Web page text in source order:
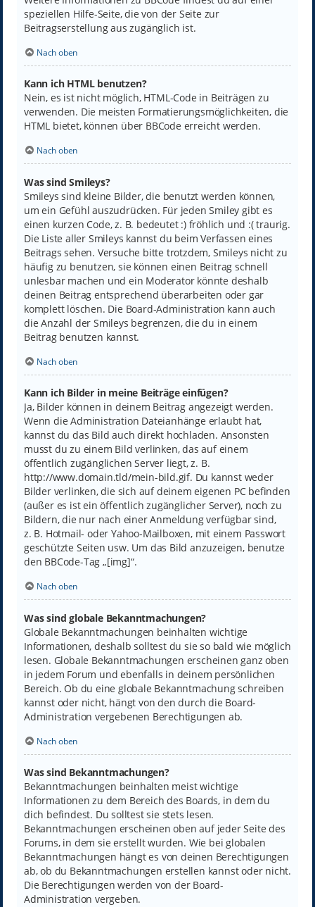
speziellen Hilfe-Seite, die von der Seite zur
Beitragserstellung aus zugänglich ist.
Nach oben
Kann ich HTML benutzen?
Nein, es ist nicht möglich, HTML-Code in Beiträgen zu
verwenden. Die meisten Formatierungsmöglichkeiten, die
HTML bietet, können über BBCode erreicht werden.
Nach oben
Was sind Smileys?
Smileys sind kleine Bilder, die benutzt werden können,
um ein Gefühl auszudrücken. Für jeden Smiley gibt es
einen kurzen Code, z. B. bedeutet :) fröhlich und :( traurig.
Die Liste aller Smileys kannst du beim Verfassen eines
Beitrags sehen. Versuche bitte trotzdem, Smileys nicht zu
häufig zu benutzen, sie können einen Beitrag schnell
unlesbar machen und ein Moderator könnte deshalb
deinen Beitrag entsprechend überarbeiten oder gar
komplett löschen. Die Board-Administration kann auch
die Anzahl der Smileys begrenzen, die du in einem
Beitrag benutzen kannst.
Nach oben
Kann ich Bilder in meine Beiträge einfügen?
Ja, Bilder können in deinem Beitrag angezeigt werden.
Wenn die Administration Dateianhänge erlaubt hat,
kannst du das Bild auch direkt hochladen. Ansonsten
musst du zu einem Bild verlinken, das auf einem
öffentlich zugänglichen Server liegt, z. B.
http://www.domain.tld/mein-bild.gif. Du kannst weder
Bilder verlinken, die sich auf deinem eigenen PC befinden
(außer es ist ein öffentlich zugänglicher Server), noch zu
Bildern, die nur nach einer Anmeldung verfügbar sind,
z. B. Hotmail- oder Yahoo-Mailboxen, mit einem Passwort
geschützte Seiten usw. Um das Bild anzuzeigen, benutze
den BBCode-Tag „[img]“.
Nach oben
Was sind globale Bekanntmachungen?
Globale Bekanntmachungen beinhalten wichtige
Informationen, deshalb solltest du sie so bald wie möglich
lesen. Globale Bekanntmachungen erscheinen ganz oben
in jedem Forum und ebenfalls in deinem persönlichen
Bereich. Ob du eine globale Bekanntmachung schreiben
kannst oder nicht, hängt von den durch die Board-
Administration vergebenen Berechtigungen ab.
Nach oben
Was sind Bekanntmachungen?
Bekanntmachungen beinhalten meist wichtige
Informationen zu dem Bereich des Boards, in dem du
dich befindest. Du solltest sie stets lesen.
Bekanntmachungen erscheinen oben auf jeder Seite des
Forums, in dem sie erstellt wurden. Wie bei globalen
Bekanntmachungen hängt es von deinen Berechtigungen
ab, ob du Bekanntmachungen erstellen kannst oder nicht.
Die Berechtigungen werden von der Board-
Administration vergeben.